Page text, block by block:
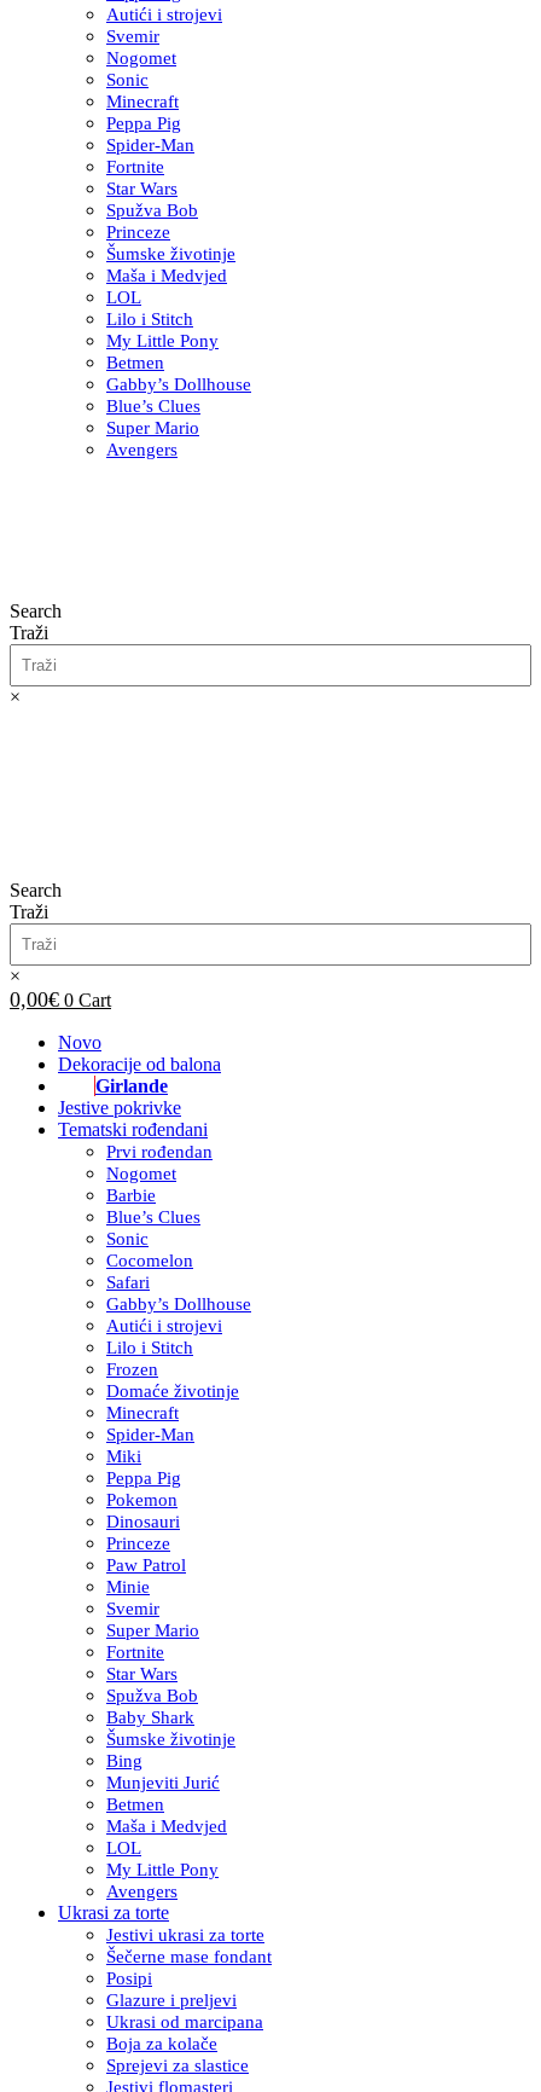
Autići i strojevi
Svemir
Nogomet
Sonic
Minecraft
Peppa Pig
Spider-Man
Fortnite
Star Wars
Spužva Bob
Princeze
Šumske životinje
Maša i Medvjed
LOL
Lilo i Stitch
My Little Pony
Betmen
Gabby’s Dollhouse
Blue’s Clues
Super Mario
Avengers
Search
Traži
×
Search
Traži
×
0,00€ 0 Cart
Novo
Dekoracije od balona
Girlande
Jestive pokrivke
Tematski rođendani
Prvi rođendan
Nogomet
Barbie
Blue’s Clues
Sonic
Cocomelon
Safari
Gabby’s Dollhouse
Autići i strojevi
Lilo i Stitch
Frozen
Domaće životinje
Minecraft
Spider-Man
Miki
Peppa Pig
Pokemon
Dinosauri
Princeze
Paw Patrol
Minie
Svemir
Super Mario
Fortnite
Star Wars
Spužva Bob
Baby Shark
Šumske životinje
Bing
Munjeviti Jurić
Betmen
Maša i Medvjed
LOL
My Little Pony
Avengers
Ukrasi za torte
Jestivi ukrasi za torte
Šečerne mase fondant
Posipi
Glazure i preljevi
Ukrasi od marcipana
Boja za kolače
Sprejevi za slastice
Jestivi flomasteri